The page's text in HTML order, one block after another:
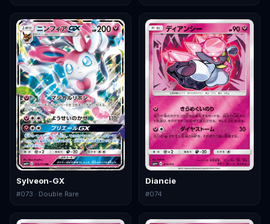
Sylveon-GX
#073 · Double Rare
Diancie
#074